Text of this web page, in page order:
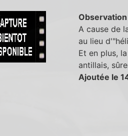
Observation
A cause de
au lieu
Et en plus,
antillais,
Ajoutée le